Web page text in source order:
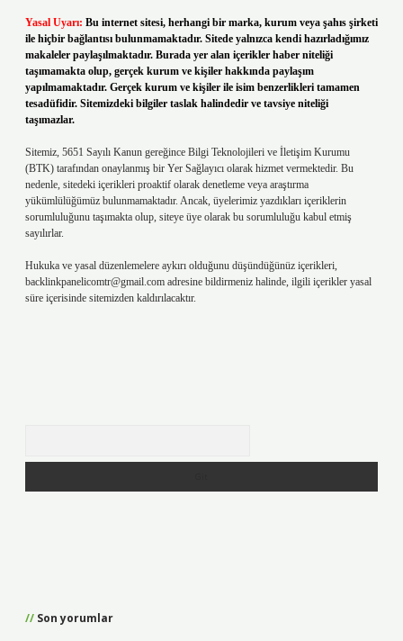
Yasal Uyarı: Bu internet sitesi, herhangi bir marka, kurum veya şahıs şirketi
ile hiçbir bağlantısı bulunmamaktadır. Sitede yalnızca kendi hazırladığımız
makaleler paylaşılmaktadır. Burada yer alan içerikler haber niteliği
taşımamakta olup, gerçek kurum ve kişiler hakkında paylaşım
yapılmamaktadır. Gerçek kurum ve kişiler ile isim benzerlikleri tamamen
tesadüfidir. Sitemizdeki bilgiler taslak halindedir ve tavsiye niteliği
taşımazlar.
Sitemiz, 5651 Sayılı Kanun gereğince Bilgi Teknolojileri ve İletişim Kurumu
(BTK) tarafından onaylanmış bir Yer Sağlayıcı olarak hizmet vermektedir. Bu
nedenle, sitedeki içerikleri proaktif olarak denetleme veya araştırma
yükümlülüğümüz bulunmamaktadır. Ancak, üyelerimiz yazdıkları içeriklerin
sorumluluğunu taşımakta olup, siteye üye olarak bu sorumluluğu kabul etmiş
sayılırlar.
Hukuka ve yasal düzenlemelere aykırı olduğunu düşündüğünüz içerikleri,
backlinkpanelicomtr@gmail.com adresine bildirmeniz halinde, ilgili içerikler yasal
süre içerisinde sitemizden kaldırılacaktır.
Son yorumlar